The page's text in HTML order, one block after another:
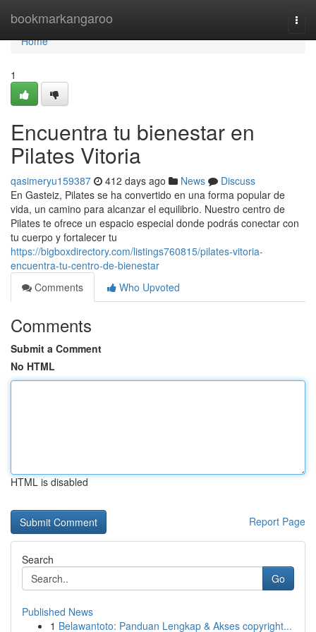
bookmarkangaroo
Home
Home
1
Encuentra tu bienestar en
Pilates Vitoria
qasimeryu159387 412 days ago News
Discuss
En Gasteiz, Pilates se ha convertido en una forma popular de
vida, un camino para alcanzar el equilibrio. Nuestro centro de
Pilates te ofrece un espacio especial donde podrás conectar con
tu cuerpo y fortalecer tu
https://bigboxdirectory.com/listings760815/pilates-vitoria-
encuentra-tu-centro-de-bienestar
Comments
Who Upvoted
Comments
Submit a Comment
No HTML
HTML is disabled
Report Page
Search
Go
Published News
1 Belawantoto: Panduan Lengkap & Akses copyright...